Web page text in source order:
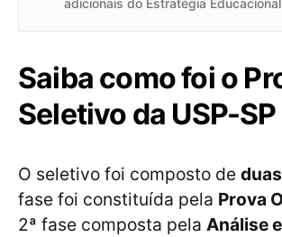
Saiba como foi o
Seletivo da USP-
O seletivo foi composto de
fase foi constituída pela Prova
2ª fase composta pela Análise